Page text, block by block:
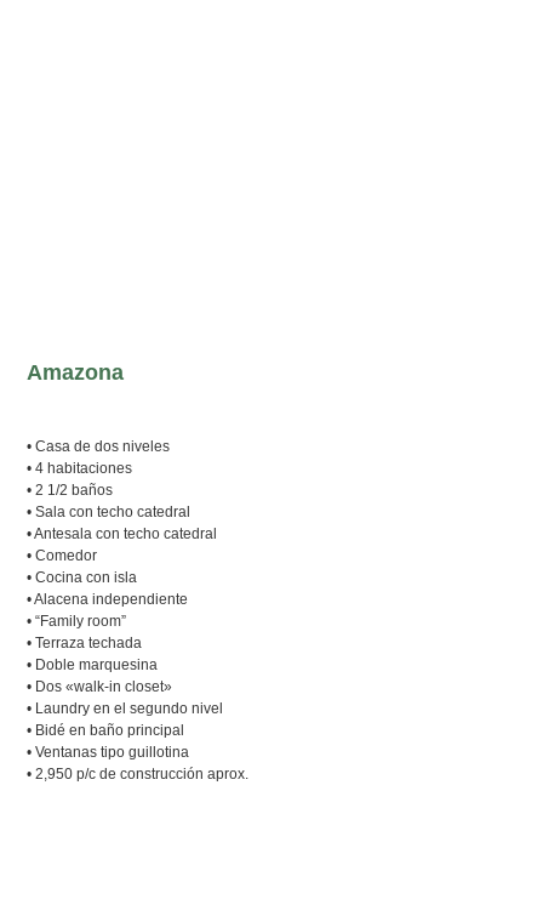
Amazona
• Casa de dos niveles
• 4 habitaciones
• 2 1/2 baños
• Sala con techo catedral
• Antesala con techo catedral
• Comedor
• Cocina con isla
• Alacena independiente
• “Family room”
• Terraza techada
• Doble marquesina
• Dos «walk-in closet»
• Laundry en el segundo nivel
• Bidé en baño principal
• Ventanas tipo guillotina
• 2,950 p/c de construcción aprox.